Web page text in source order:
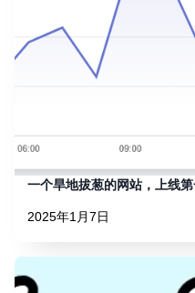
一个旱地拔葱的网站，上线
2025年1月7日